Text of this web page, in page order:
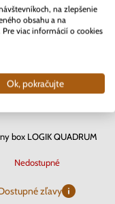
box LOGIK QUADRUM
Nedostupné
zľavy
na zlepšenie
obsahu a na
viac informácií o cookies
Ok, pokračujte